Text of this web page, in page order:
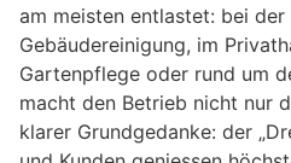
am meisten entlastet: bei
Gebäudereinigung, im
Gartenpflege oder rund um
macht den Betrieb nicht nur
klarer Grundgedanke: der